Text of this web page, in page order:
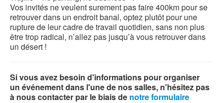
Vos invités ne veulent surement pas faire 400km pour se
retrouver dans un endroit banal, optez plutôt pour une
rupture de leur cadre de travail quotidien, sans non plus
être trop radical, n’allez pas jusqu’à vous retrouver dans
un désert !
Si vous avez besoin d'informations pour organiser
un événement dans l'une de nos salles, n'hésitez pas
à nous contacter par le biais de notre formulaire